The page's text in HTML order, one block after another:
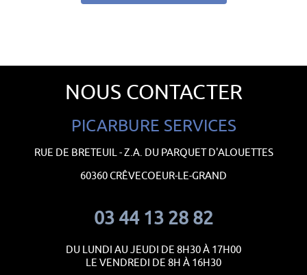
NOUS CONTACTER
PICARBURE SERVICES
RUE DE BRETEUIL - Z.A. DU PARQUET D'ALOUETTES
60360 CRÊVECOEUR-LE-GRAND
03 44 13 28 82
DU LUNDI AU JEUDI DE 8H30 À 17H00
LE VENDREDI DE 8H À 16H30